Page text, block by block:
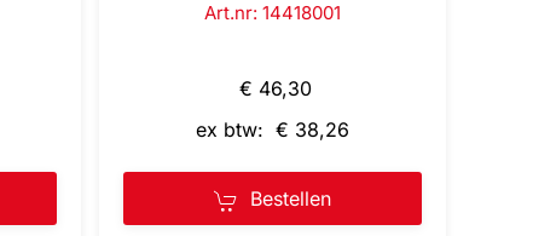
Art.nr: 14418001
€ 46,30
ex btw: € 38,26
Bestellen